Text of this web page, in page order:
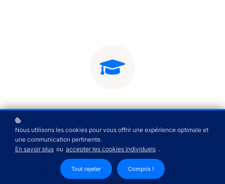
Contenu de la formation
Nous utilisons les cookies pour vous offrir une expérience optimale et
une communication pertinente.
En savoir plus ou accepter les cookies individuels .
Tout rejeter Compris !